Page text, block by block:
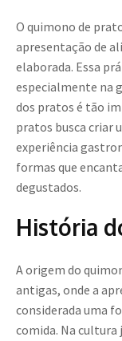
O quimono de
apresentação de
elaborada. Essa
especialmente na
dos pratos é tão
pratos busca criar
experiência
formas que
degustados.
História
A origem do
antigas, onde a
considerada uma
comida. Na cultura